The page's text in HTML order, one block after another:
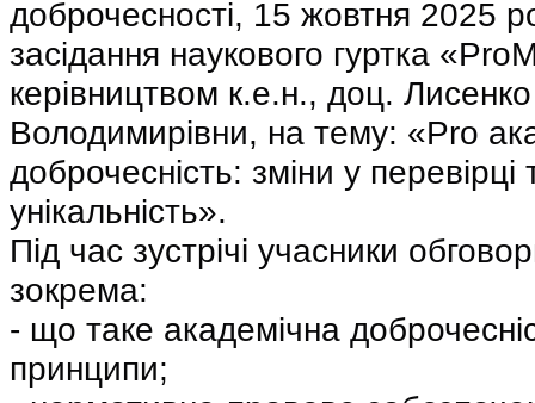
доброчесності, 15 жовтня 2025
засідання наукового гуртка
керівництвом к.е.н., доц.
Володимирівни, на тему: «Pro
доброчесність: зміни у перевірці
унікальність».
Під час зустрічі учасники
зокрема:
- що таке академічна
принципи;